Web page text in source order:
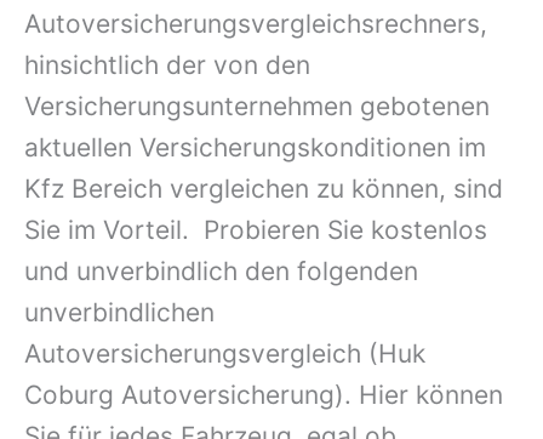
Autoversicherungsvergleichsrechners,
hinsichtlich der von den
Versicherungsunternehmen gebotenen
aktuellen Versicherungskonditionen im
Kfz Bereich vergleichen zu können, sind
Sie im Vorteil. Probieren Sie kostenlos
und unverbindlich den folgenden
unverbindlichen
Autoversicherungsvergleich (Huk
Coburg Autoversicherung). Hier können